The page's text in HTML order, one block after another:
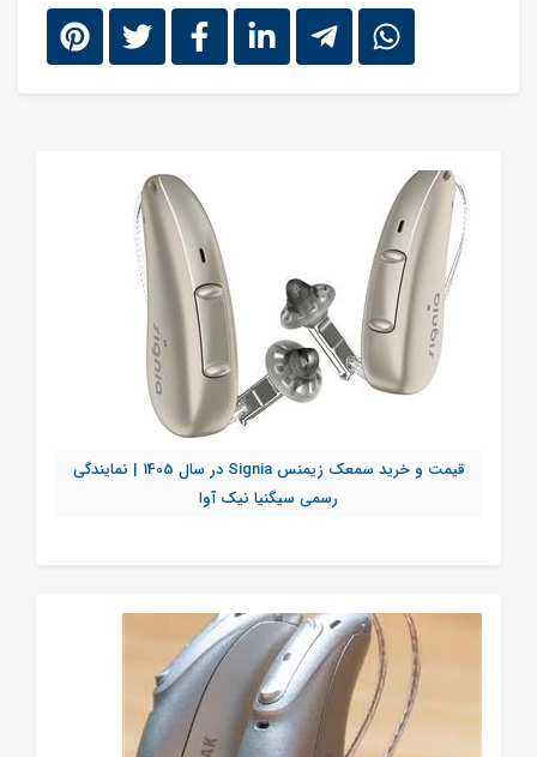
قیمت و خرید سمعک زیمنس Signia در سال 1405 | نمایندگی
رسمی سیگنیا نیک آوا